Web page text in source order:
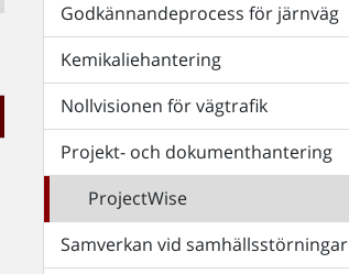
Godkännandeprocess för järnväg
Kemikaliehantering
Nollvisionen för vägtrafik
Projekt- och dokumenthantering
ProjectWise
Samverkan vid samhällsstörningar